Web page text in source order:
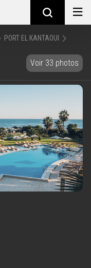
PORT EL KANTAOUI
Voir 33 photos